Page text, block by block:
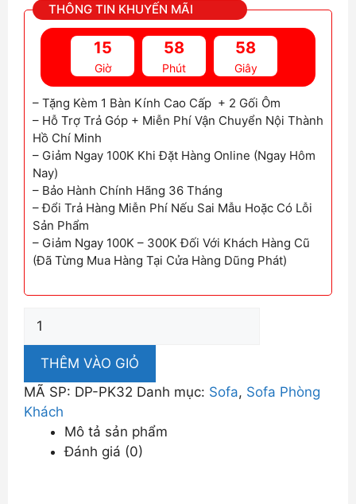
là:
8,600,000₫.
tại
là:
7,300,000₫.
THÔNG TIN KHUYẾN MÃI
15
Giờ
58
Phút
57
Giây
– Tặng Kèm 1 Bàn Kính Cao Cấp + 2 Gối Ôm
– Hỗ Trợ Trả Góp + Miễn Phí Vận Chuyển Nội Thành
Hồ Chí Minh
– Giảm Ngay 100K Khi Đặt Hàng Online (Ngay Hôm
Nay)
– Bảo Hành Chính Hãng 36 Tháng
– Đổi Trả Hàng Miễn Phí Nếu Sai Mẫu Hoặc Có Lỗi
Sản Phẩm
– Giảm Ngay 100K – 300K Đối Với Khách Hàng Cũ
(Đã Từng Mua Hàng Tại Cửa Hàng Dũng Phát)
Ghế
Phòng
Phối
Màu
THÊM VÀO GIỎ
MÃ SP: DP-PK32 Danh mục: Sofa, Sofa Phòng
Khách
Mô tả sản phẩm
Đánh giá (0)